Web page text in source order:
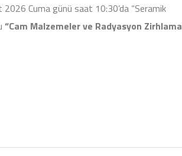
Cuma günü saat 10:30’da “Seramik
“Cam Malzemeler ve Radyasyon Zirhlama